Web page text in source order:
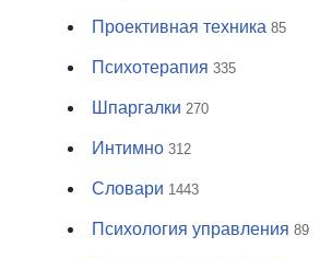
Проективная техника 85
Психотерапия 335
Шпаргалки 270
Интимно 312
Словари 1443
Психология управления 89